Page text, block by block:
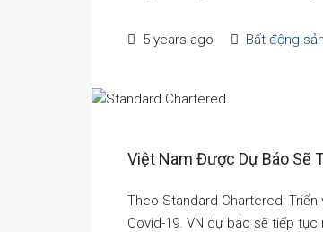
5 years ago Bất động sản
Việt Nam Được Dự Báo Sẽ
Theo Standard Chartered:
Covid-19. VN dự báo sẽ tiếp tục